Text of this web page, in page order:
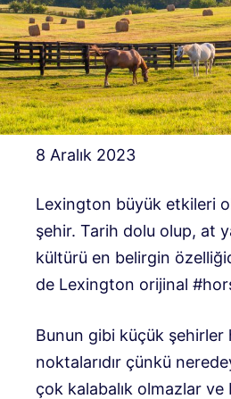
8 Aralık 2023
Lexington büyük etkileri
şehir. Tarih dolu olup, at
kültürü en belirgin
de Lexington orijinal
Bunun gibi küçük şehirler
noktalarıdır çünkü
çok kalabalık olmazlar